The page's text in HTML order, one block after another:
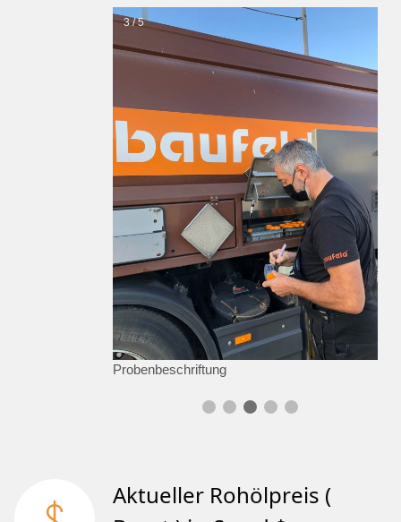
3 / 5
Probenbeschriftung
Aktueller Rohölpreis (